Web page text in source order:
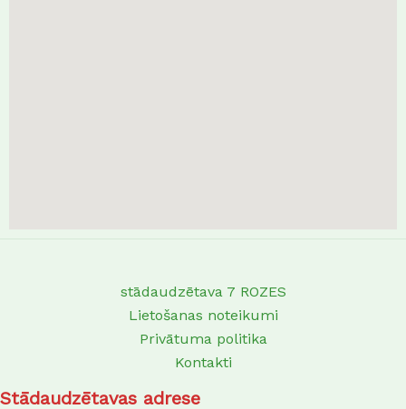
stādaudzētava 7 ROZES
Lietošanas noteikumi
Privātuma politika
Kontakti
Stādaudzētavas adrese